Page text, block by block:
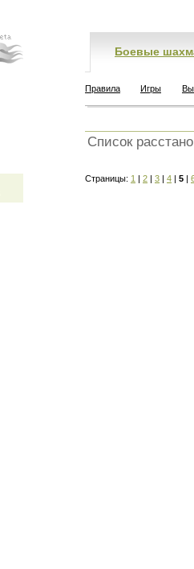
Боевые
Правила Игры
Список
Страницы: 1 | 2 | 3 | 4 | 5 |